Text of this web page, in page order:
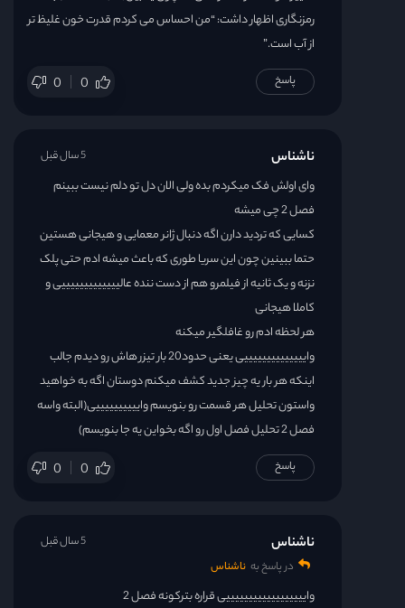
رمزنگاری اظهار داشت: “من احساس می کردم قدرت خون غلیظ تر
از آب است.”
0 0 پاسخ
ناشناس
وای اولش فک میکردم بده ولی الان دل تو دلم نیست ببینم
فصل 2 چی میشه
کسایی که تردید دارن اگه دنبال ژانر معمایی و هیجانی هستین
حتما ببینین چون این سریا طوری که باعث میشه ادم حتی پلک
نزنه و یک ثانیه از فیلمرو هم از دست ننده عالیییییییییییییی و
کاملا هیجانی
هر لحظه ادم رو غافلگیر میکنه
واییییییییییییییی یعنی حدود20 بار تیزر هاش رو دیدم جالب
اینکه هر بار یه چیز جدید کشف میکنم دوستان اگه به خواهید
واستون تحلیل هر قسمت رو بنویسم واییییییییییی(البته واسه
فصل 2 تحلیل فصل اول رو اگه بخواین یه جا بنویسم)
0 0
5 سال قبل
پاسخ
ناشناس
در پاسخ به ناشناس
واییییییییییییییییییی قراره بترکونه فصل 2
5 سال قبل